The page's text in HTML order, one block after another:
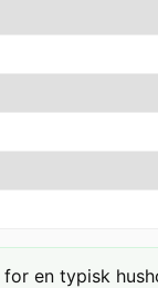
for en typisk